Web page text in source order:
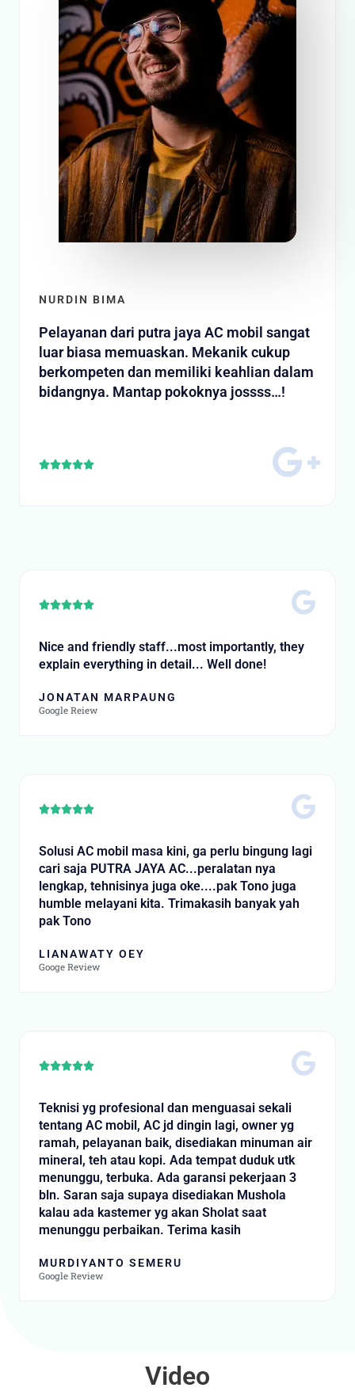
NURDIN BIMA
Pelayanan dari putra jaya AC mobil sangat
luar biasa memuaskan. Mekanik cukup
berkompeten dan memiliki keahlian dalam
bidangnya. Mantap pokoknya jossss…!
Rated
Rated
Nice and friendly staff...most importantly, they
explain everything in detail... Well done!
JONATAN MARPAUNG
Google Reiew
Rated
Solusi AC mobil masa kini, ga perlu bingung lagi
cari saja PUTRA JAYA AC...peralatan nya
lengkap, tehnisinya juga oke....pak Tono juga
humble melayani kita. Trimakasih banyak yah
pak Tono
LIANAWATY OEY
Googe Review
Rated
of
Teknisi yg profesional dan menguasai sekali
tentang AC mobil, AC jd dingin lagi, owner yg
ramah, pelayanan baik, disediakan minuman air
mineral, teh atau kopi. Ada tempat duduk utk
menunggu, terbuka. Ada garansi pekerjaan 3
bln. Saran saja supaya disediakan Mushola
kalau ada kastemer yg akan Sholat saat
menunggu perbaikan. Terima kasih
MURDIYANTO SEMERU
Google Review
Video